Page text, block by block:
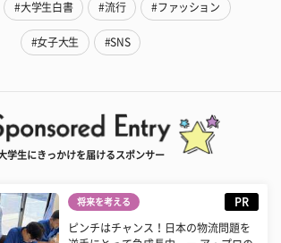
#大学生白書 #流行 #ファッション
#女子大生 #SNS
学生にきっかけを届けるスポンサー
将来を考える PR
ピンチはチャンス！日本の物流問題を